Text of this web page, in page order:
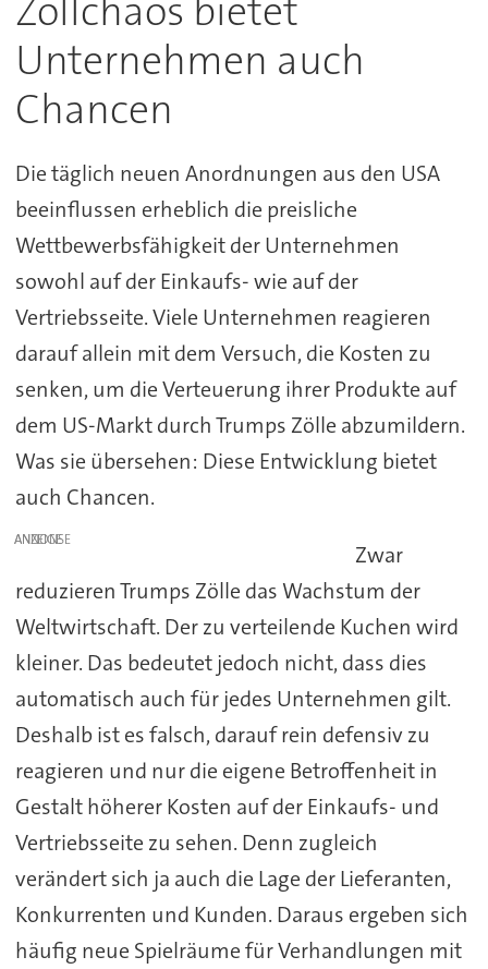
Zollchaos bietet
Unternehmen auch
Chancen
Die täglich neuen Anordnungen aus den USA
beeinflussen erheblich die preisliche
Wettbewerbsfähigkeit der Unternehmen
sowohl auf der Einkaufs- wie auf der
Vertriebsseite. Viele Unternehmen reagieren
darauf allein mit dem Versuch, die Kosten zu
senken, um die Verteuerung ihrer Produkte auf
dem US-Markt durch Trumps Zölle abzumildern.
Was sie übersehen: Diese Entwicklung bietet
auch Chancen.
ANZEIGE
Zwar
reduzieren Trumps Zölle das Wachstum der
Weltwirtschaft. Der zu verteilende Kuchen wird
kleiner. Das bedeutet jedoch nicht, dass dies
automatisch auch für jedes Unternehmen gilt.
Deshalb ist es falsch, darauf rein defensiv zu
reagieren und nur die eigene Betroffenheit in
Gestalt höherer Kosten auf der Einkaufs- und
Vertriebsseite zu sehen. Denn zugleich
verändert sich ja auch die Lage der Lieferanten,
Konkurrenten und Kunden. Daraus ergeben sich
häufig neue Spielräume für Verhandlungen mit